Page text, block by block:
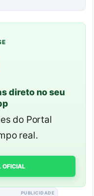
direto no seu
do Portal
real.
OFICIAL
PUBLICIDADE